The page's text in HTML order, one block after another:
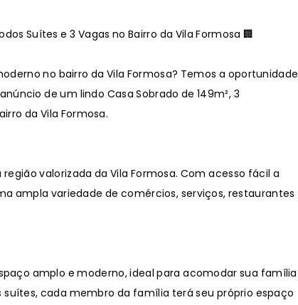
Suítes e 3 Vagas no Bairro da Vila Formosa 🏢
no bairro da Vila Formosa? Temos a oportunidade
de um lindo Casa Sobrado de 149m², 3
da Vila Formosa.
valorizada da Vila Formosa. Com acesso fácil a
ampla variedade de comércios, serviços, restaurantes
amplo e moderno, ideal para acomodar sua família
cada membro da família terá seu próprio espaço